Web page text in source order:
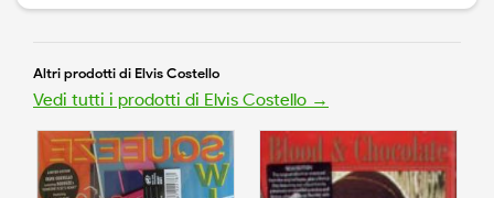
Altri prodotti di Elvis Costello
Vedi tutti i prodotti di Elvis Costello →